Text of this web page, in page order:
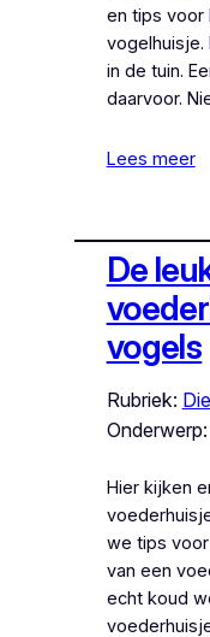
en tips voor
vogelhuisje.
in de tuin.
daarvoor.
Lees meer
De
vogels
Rubriek:
Onderwerp:
Hier kijken
we tips
van een
echt koud